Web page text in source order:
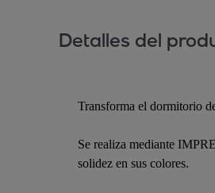
Detalles del
Transforma el dormitorio
Se realiza mediante
solidez en sus colores.